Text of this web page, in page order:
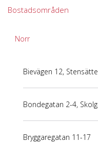
Bostadsområden
Norr
Bievägen 12,
Bondegatan 2-4,
Bryggaregatan 11-17